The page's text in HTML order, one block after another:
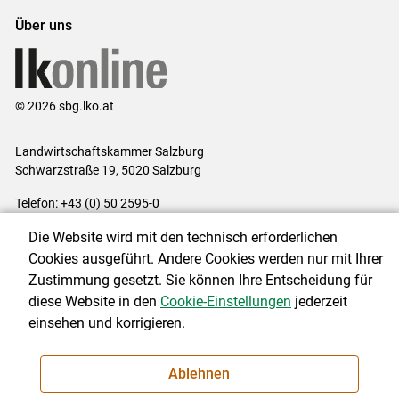
Über uns
© 2026 sbg.lko.at
Landwirtschaftskammer Salzburg
Schwarzstraße 19, 5020 Salzburg
Telefon: +43 (0) 50 2595-0
Impressum|Kontakt|Datenschutzerklärung|Barrierefreiheit|
Cookie-Einstellungen
NEWSLETTER
Die Website wird mit den technisch erforderlichen
Cookies ausgeführt. Andere Cookies werden nur mit Ihrer
Zustimmung gesetzt. Sie können Ihre Entscheidung für
diese Website in den Cookie-Einstellungen jederzeit
einsehen und korrigieren.
Ablehnen